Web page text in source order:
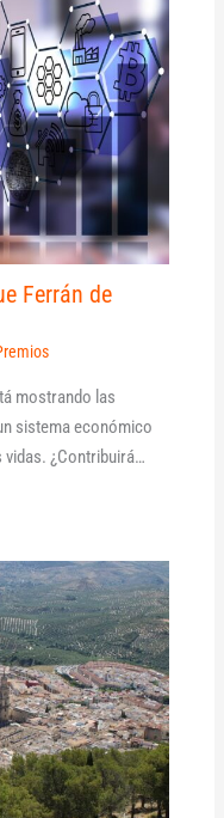
Ferrán de
mostrando las
sistema económico
¿Contribuirá…